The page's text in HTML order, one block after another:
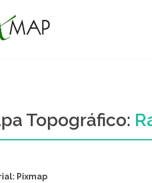
Topográfico:
Pixmap